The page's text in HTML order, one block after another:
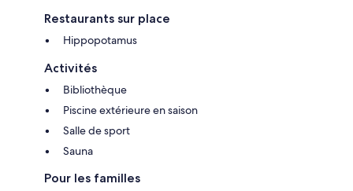
Restaurants sur place
Hippopotamus
Activités
Bibliothèque
Piscine extérieure en saison
Salle de sport
Sauna
Pour les familles